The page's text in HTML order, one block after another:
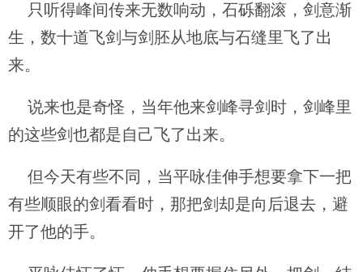
只听得峰间传来无数响动，石砾翻滚，剑意渐
生，数十道飞剑与剑胚从地底与石缝里飞了出
来。
说来也是奇怪，当年他来剑峰寻剑时，剑峰里
的这些剑也都是自己飞了出来。
但今天有些不同，当平咏佳伸手想要拿下一把
有些顺眼的剑看看时，那把剑却是向后退去，避
开了他的手。